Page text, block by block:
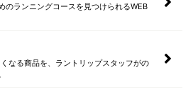
のランニングコースを見つけられるWEB
なる商品を、ラントリップスタッフがの